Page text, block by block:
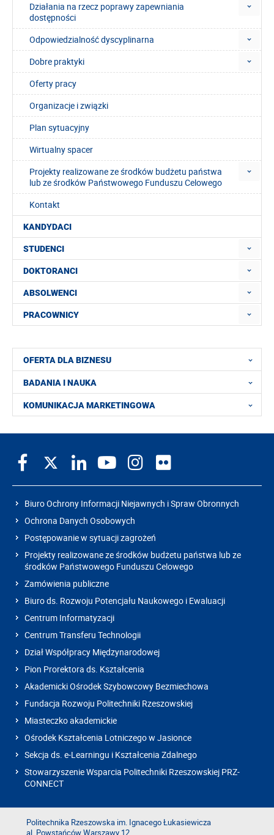
Działania na rzecz poprawy zapewniania
dostępności
Odpowiedzialność dyscyplinarna
Dobre praktyki
Oferty pracy
Organizacje i związki
Plan sytuacyjny
Wirtualny spacer
Projekty realizowane ze środków budżetu państwa
lub ze środków Państwowego Funduszu Celowego
Kontakt
KANDYDACI
STUDENCI
DOKTORANCI
ABSOLWENCI
PRACOWNICY
OFERTA DLA BIZNESU
BADANIA I NAUKA
KOMUNIKACJA MARKETINGOWA
Biuro Ochrony Informacji Niejawnych i Spraw Obronnych
Ochrona Danych Osobowych
Postępowanie w sytuacji zagrożeń
Projekty realizowane ze środków budżetu państwa lub ze
środków Państwowego Funduszu Celowego
Zamówienia publiczne
Biuro ds. Rozwoju Potencjału Naukowego i Ewaluacji
Centrum Informatyzacji
Centrum Transferu Technologii
Dział Współpracy Międzynarodowej
Pion Prorektora ds. Kształcenia
Akademicki Ośrodek Szybowcowy Bezmiechowa
Fundacja Rozwoju Politechniki Rzeszowskiej
Miasteczko akademickie
Ośrodek Kształcenia Lotniczego w Jasionce
Sekcja ds. e-Learningu i Kształcenia Zdalnego
Stowarzyszenie Wsparcia Politechniki Rzeszowskiej PRZ-
CONNECT
Politechnika Rzeszowska im. Ignacego Łukasiewicza